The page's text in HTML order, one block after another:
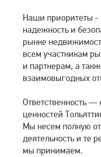
Наши приоритеты -
надежность и
рынке
всем участникам
и партнерам, а
взаимовыгодных
Ответственность
ценностей
Мы несем полную
деятельность и те
мы принимаем.